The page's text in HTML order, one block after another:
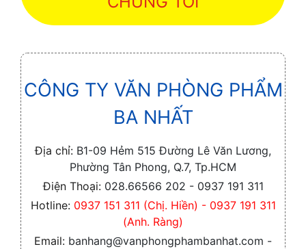
CÔNG TY VĂN PHÒNG PHẨM
BA NHẤT
Địa chỉ: B1-09 Hẻm 515 Đường Lê Văn Lương,
Phường Tân Phong, Q.7, Tp.HCM
Điện Thoại: 028.66566 202 - 0937 191 311
Hotline: 0937 151 311 (Chị. Hiền) - 0937 191 311
(Anh. Ràng)
Email: banhang@vanphongphambanhat.com -